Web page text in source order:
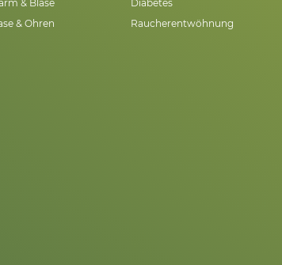
& Blase
& Ohren
Diabetes
Raucherentwöhnung